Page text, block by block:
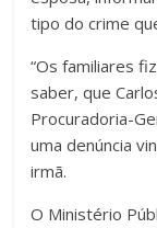
tipo do crime
“Os familiares
saber, que
Procuradoria-
uma denúncia
irmã.
O Ministério